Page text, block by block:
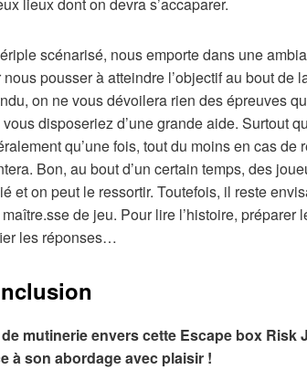
scénarisé, nous emporte dans une
nous pousser à atteindre l’objectif au bout de
on ne vous dévoilera rien des épreuves
disposeriez d’une grande aide. Surtout
qu’une fois, tout du moins en cas de
Bon, au bout d’un certain temps, des
et on peut le ressortir. Toutefois, il reste
de jeu. Pour lire l’histoire, préparer
les réponses…
mutinerie envers cette Escape box Risk
à son abordage avec plaisir !